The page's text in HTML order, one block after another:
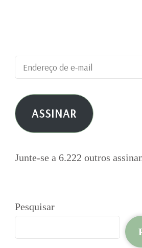
Endereço
de
e-
mail ASSINAR
Junte-se a 6.222 outros
Pesquisar